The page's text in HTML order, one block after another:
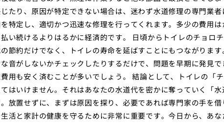
たり、原因が特定できない場合は、迷わず水道修理の専門業者
特定し、適切かつ迅速な修理を行ってくれます。多少の費用
い続けるよりはるかに経済的です。 日頃からトイレのチョロ
節約だけでなく、トイレの寿命を延ばすことにもつながりま
音がしないかチェックしたりするだけで、問題を早期に発見
用も安く済むことが多いでしょう。 結論として、トイレの「
はいけません。それはあなたの水道代を密かに奪っていく「
放置せずに、まずは原因を探り、必要であれば専門家の手を
活と家計の健康を守るために非常に重要です。今日から、あ